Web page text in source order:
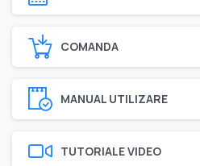
COMANDA
MANUAL UTILIZARE
TUTORIALE VIDEO